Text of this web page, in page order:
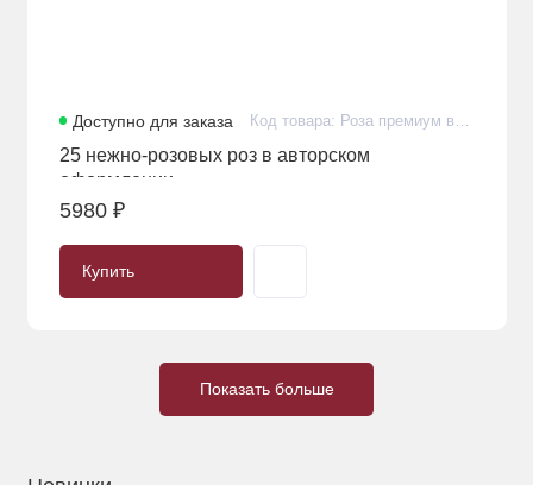
Доступно для заказа Код товара: Роза премиум в количестве 25 штук в фирменном оформлении
25 нежно-розовых роз в авторском
оформлении
5980 ₽
Купить
Показать больше